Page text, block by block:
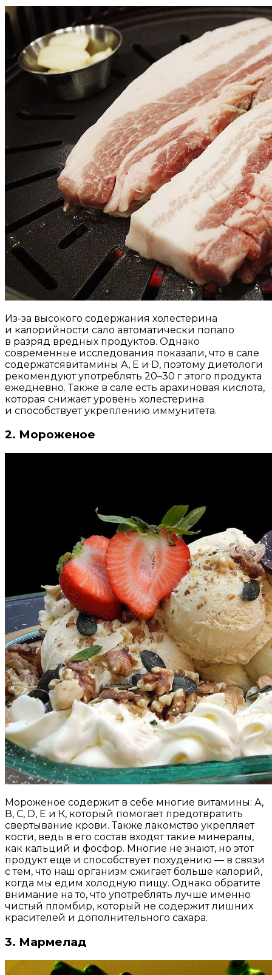
Из-за высокого содержания холестерина
и калорийности сало автоматически попало
в разряд вредных продуктов. Однако
современные исследования показали, что в сале
содержатсявитамины А, Е и D, поэтому диетологи
рекомендуют употреблять 20–30 г этого продукта
ежедневно. Также в сале есть арахиновая кислота,
которая снижает уровень холестерина
и способствует укреплению иммунитета.
2. Мороженое
Мороженое содержит в себе многие витамины: А,
В, С, D, Е и К, который помогает предотвратить
свертывание крови. Также лакомство укрепляет
кости, ведь в его состав входят такие минералы,
как кальций и фосфор. Многие не знают, но этот
продукт еще и способствует похудению — в связи
с тем, что наш организм сжигает больше калорий,
когда мы едим холодную пищу. Однако обратите
внимание на то, что употреблять лучше именно
чистый пломбир, который не содержит лишних
красителей и дополнительного сахара.
3. Мармелад